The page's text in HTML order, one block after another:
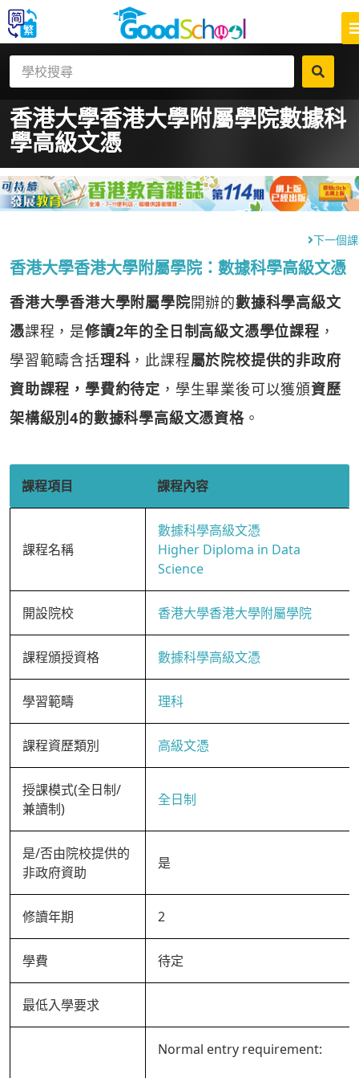
香港大學香港大學附屬學院數據科
學高級文憑
下一個
香港大學香港大學附屬學院：數據科學高級文憑
香港大學香港大學附屬學院開辦的數據科學高級文
憑課程，是修讀2年的全日制高級文憑學位課程 ，
學習範疇含括理科 ，此課程屬於院校提供的非政府
資助課程，學費約待定 ，學生畢業後可以獲頒資歷
架構級別4的數據科學高級文憑資格。
課程項目 課程內容
課程名稱
數據科學高級文憑
Higher Diploma in Data
Science
開設院校 香港大學香港大學附屬學院
課程頒授資格 數據科學高級文憑
學習範疇 理科
課程資歷類別 高級文憑
授課模式(全日制/
兼讀制)
全日制
是/否由院校提供的
非政府資助
是
修讀年期 2
學費 待定
最低入學要求
Normal entry requirement: